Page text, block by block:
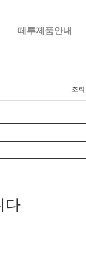
떼루제품안내
조
다